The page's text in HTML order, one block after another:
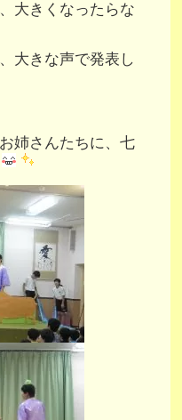
大きくなったらな
大きな声で発表し
姉さんたちに、七